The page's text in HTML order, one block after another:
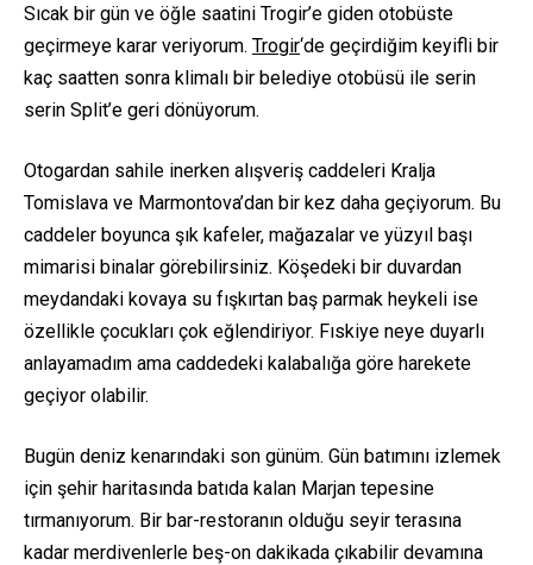
Sıcak bir gün ve öğle saatini Trogir’e giden otobüste
geçirmeye karar veriyorum. Trogir‘de geçirdiğim keyifli bir
kaç saatten sonra klimalı bir belediye otobüsü ile serin
serin Split’e geri dönüyorum.
Otogardan sahile inerken alışveriş caddeleri Kralja
Tomislava ve Marmontova’dan bir kez daha geçiyorum. Bu
caddeler boyunca şık kafeler, mağazalar ve yüzyıl başı
mimarisi binalar görebilirsiniz. Köşedeki bir duvardan
meydandaki kovaya su fışkırtan baş parmak heykeli ise
özellikle çocukları çok eğlendiriyor. Fıskiye neye duyarlı
anlayamadım ama caddedeki kalabalığa göre harekete
geçiyor olabilir.
Bugün deniz kenarındaki son günüm. Gün batımını izlemek
için şehir haritasında batıda kalan Marjan tepesine
tırmanıyorum. Bir bar-restoranın olduğu seyir terasına
kadar merdivenlerle beş-on dakikada çıkabilir devamına